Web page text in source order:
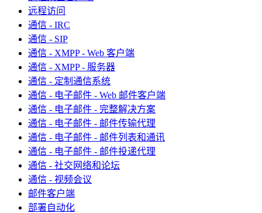
远程访问
通信 - IRC
通信 - SIP
通信 - XMPP - Web 客户端
通信 - XMPP - 服务器
通信 - 定制通信系统
通信 - 电子邮件 - Web 邮件客户端
通信 - 电子邮件 - 完整解决方案
通信 - 电子邮件 - 邮件传输代理
通信 - 电子邮件 - 邮件列表和通讯
通信 - 电子邮件 - 邮件投递代理
通信 - 社交网络和论坛
通信 - 视频会议
邮件客户端
部署自动化